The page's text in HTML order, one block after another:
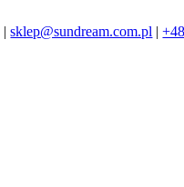
|sklep@sundream.com.pl |